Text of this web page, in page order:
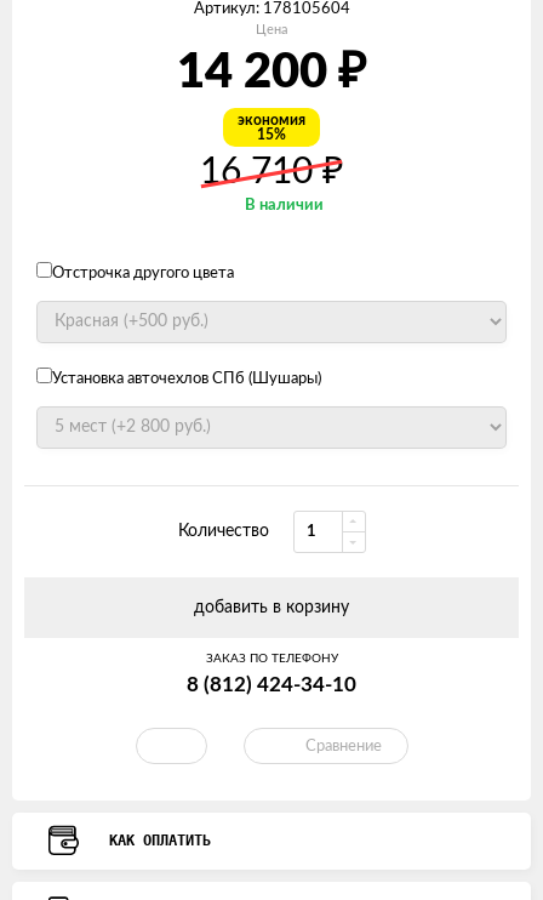
Артикул: 178105604
Цена
14 200 ₽
экономия
15%
16 710₽
В наличии
Отстрочка другого цвета
Установка авточехлов СПб (Шушары)
Количество
добавить в корзину
ЗАКАЗ ПО ТЕЛЕФОНУ
8 (812) 424-34-10
Сравнение
КАК ОПЛАТИТЬ